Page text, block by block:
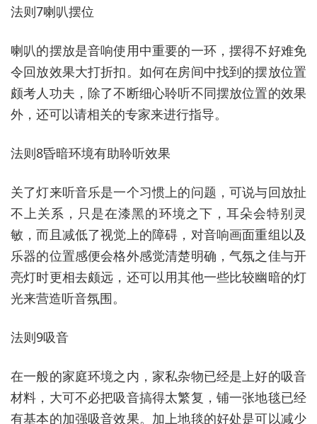
法则7喇叭摆位
喇叭的摆放是音响使用中重要的一环，摆得不好难免
令回放效果大打折扣。如何在房间中找到的摆放位置
颇考人功夫，除了不断细心聆听不同摆放位置的效果
外，还可以请相关的专家来进行指导。
法则8昏暗环境有助聆听效果
关了灯来听音乐是一个习惯上的问题，可说与回放扯
不上关系，只是在漆黑的环境之下，耳朵会特别灵
敏，而且减低了视觉上的障碍，对音响画面重组以及
乐器的位置感便会格外感觉清楚明确，气氛之佳与开
亮灯时更相去颇远，还可以用其他一些比较幽暗的灯
光来营造听音氛围。
法则9吸音
在一般的家庭环境之内，家私杂物已经是上好的吸音
材料，大可不必把吸音搞得太繁复，铺一张地毯已经
有基本的加强吸音效果。加上地毯的好处是可以减少